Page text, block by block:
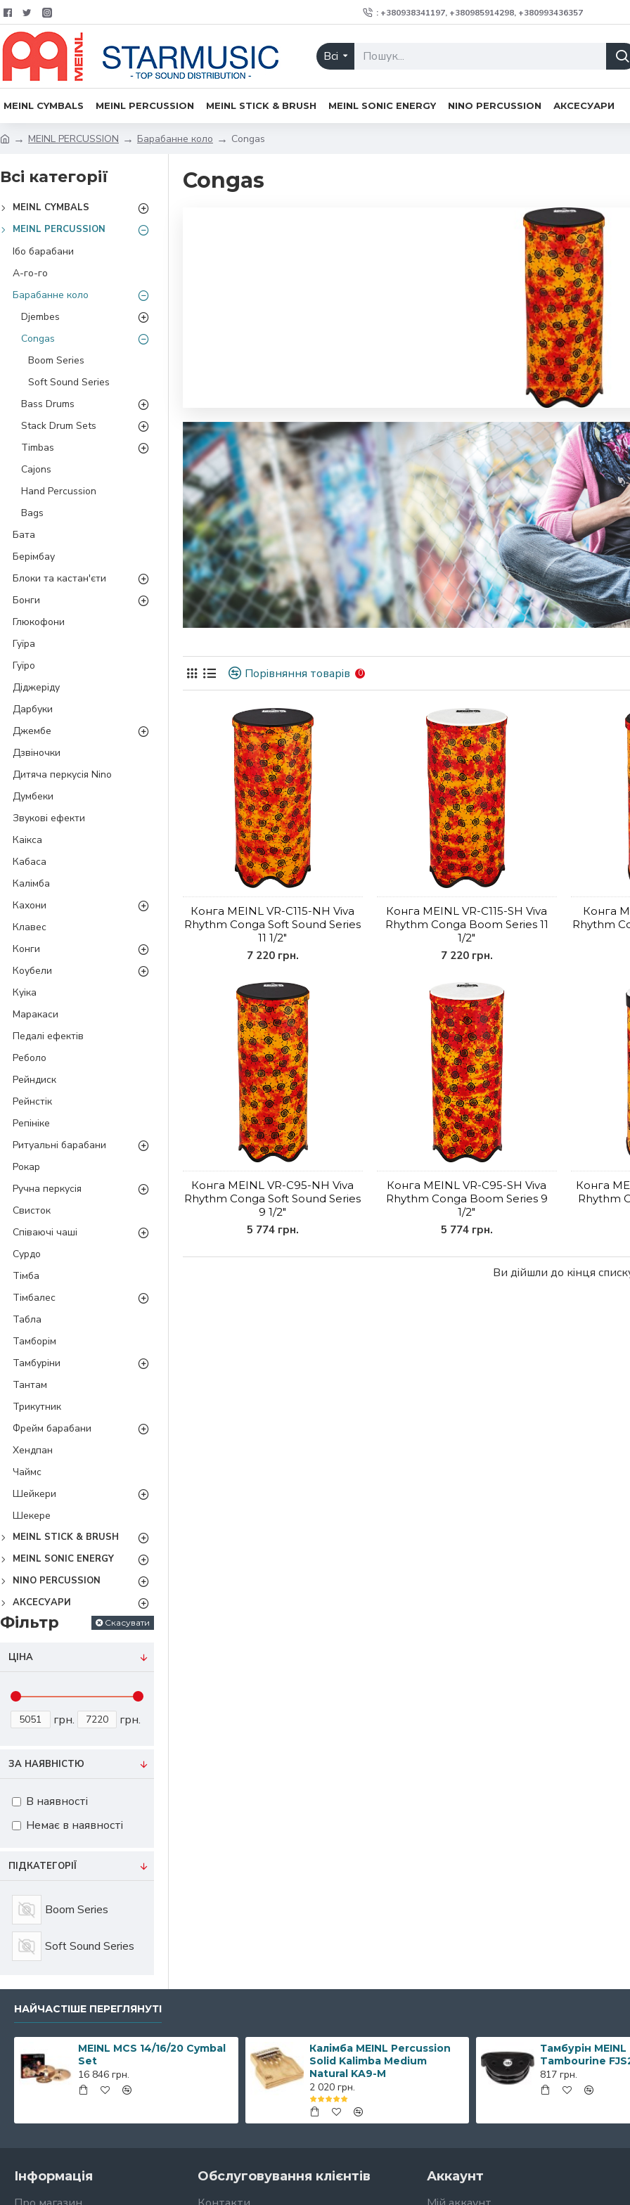
: +380938341197, +380985914298, +380993436357
Всі
MEINL CYMBALS MEINL PERCUSSION MEINL STICK & BRUSH MEINL SONIC ENERGY NINO PERCUSSION АКСЕСУАРИ
MEINL PERCUSSION Барабанне коло Congas
Всі категорії
MEINL CYMBALS
MEINL PERCUSSION
Ібо барабани
А-го-го
Барабанне коло
Djembes
Congas
Boom Series
Soft Sound Series
Bass Drums
Stack Drum Sets
Timbas
Cajons
Hand Percussion
Bags
Бата
Берімбау
Блоки та кастан'єти
Бонги
Глюкофони
Гуїра
Гуїро
Діджеріду
Дарбуки
Джембе
Дзвіночки
Дитяча перкусія Nino
Думбеки
Звукові ефекти
Каікса
Кабаса
Калімба
Кахони
Клавес
Конги
Коубели
Куіка
Маракаси
Педалі ефектів
Реболо
Рейндиск
Рейнстік
Репініке
Ритуальні барабани
Рокар
Ручна перкусія
Свисток
Співаючі чаші
Сурдо
Тімба
Тімбалес
Табла
Тамборім
Тамбуріни
Тантам
Трикутник
Фрейм барабани
Хендпан
Чаймс
Шейкери
Шекере
MEINL STICK & BRUSH
MEINL SONIC ENERGY
NINO PERCUSSION
АКСЕСУАРИ
Фільтр Скасувати
ЦІНА
грн. грн.
ПІДКАТЕГОРІЇ
Boom Series
Soft Sound Series
ЗА НАЯВНІСТЮ
В наявності
Немає в наявності
Congas
Порівняння товарів 0
Конга MEINL VR-C115-NH Viva
Rhythm Conga Soft Sound Series
11 1/2"
7 220 грн.
Конга MEINL VR-C115-SH Viva
Rhythm Conga Boom Series 11
1/2"
7 220 грн.
Конга
Rhythm
Конга MEINL VR-C95-NH Viva
Rhythm Conga Soft Sound Series
9 1/2"
5 774 грн.
Конга MEINL VR-C95-SH Viva
Rhythm Conga Boom Series 9
1/2"
5 774 грн.
Конга
Rhythm
Ви дійшли до кінця
НАЙЧАСТІШЕ ПЕРЕГЛЯНУТІ
MEINL MCS 14/16/20 Cymbal
Set
16 846 грн.
Калімба MEINL Percussion
Solid Kalimba Medium
Natural KA9-M
2 020 грн.
Тамбурін
Tambourine
817 грн.
Інформація
Обслуговування клієнтів
Аккаунт